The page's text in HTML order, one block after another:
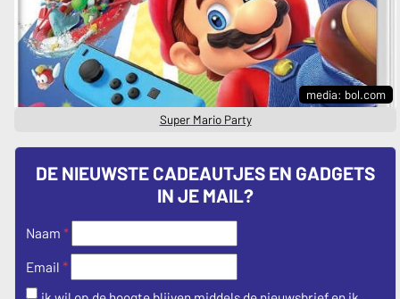
media: bol.com
Super Mario Party
DE NIEUWSTE CADEAUTJES EN GADGETS
IN JE MAIL?
Naam *
Email *